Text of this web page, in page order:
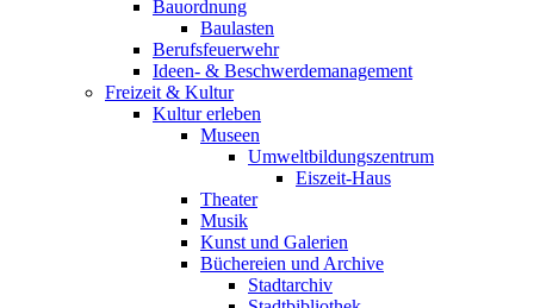
Bauordnung
Baulasten
Berufsfeuerwehr
Ideen- & Beschwerdemanagement
Freizeit & Kultur
Kultur erleben
Museen
Umweltbildungszentrum
Eiszeit-Haus
Theater
Musik
Kunst und Galerien
Büchereien und Archive
Stadtarchiv